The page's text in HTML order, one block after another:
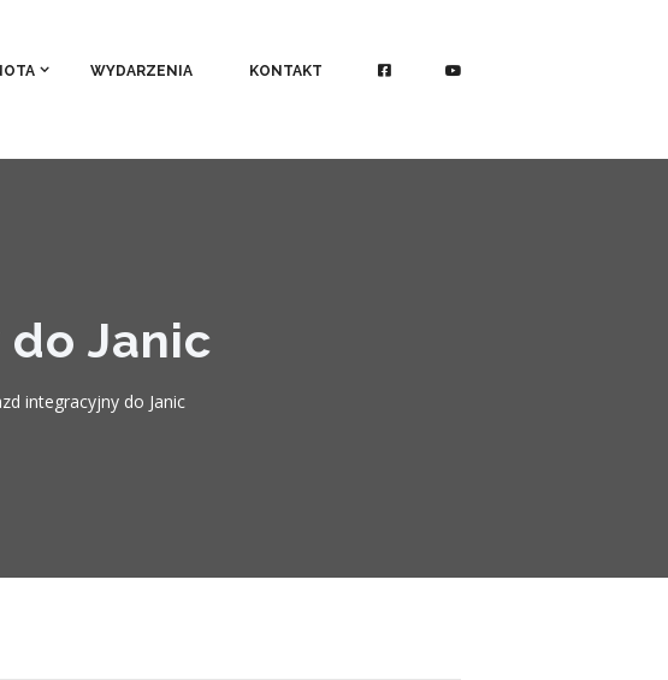
WYDARZENIA KONTAKT
Janic
integracyjny do Janic